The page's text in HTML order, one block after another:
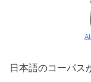
日本語のコーパス